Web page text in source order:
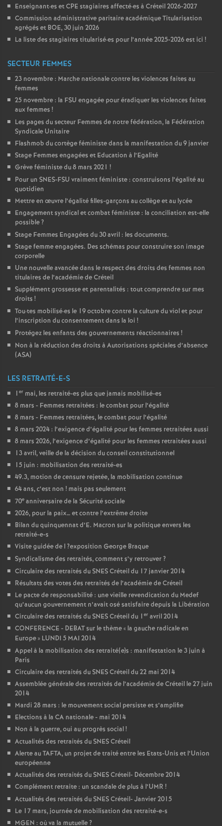
Enseignant·es etCPE stagiaires affecté·es à Créteil 2026-2027
Commission administrative paritaire académique Titularisation
agrégés et BOE, 30 juin 2026
La liste des stagiaires titularisé·es pour l’année 2025-2026 est ici !
SECTEUR FEMMES
23 novembre : Marche nationale contre les violences faites au
femmes
25 novembre : la FSU engagée pour éradiquer les violences faites
aux femmes !
Les pages du secteur Femmes de notre fédération, la Fédération
Syndicale Unitaire
Flashmob du cortège féministe dans la manifestation du 9 janvier
Stage Femmes engagées et Education à l’Egalité
Grève féministe du 8 mars 2021 !
Pour un SNES-FSU vraiment féministe : construisons l’égalité au
quotidien
Mettre en œuvre l’égalité filles-garçons au collège et au lycée
Engagement syndical et combat féministe : la conciliation est-elle
possible?
Stage Femmes Engagées du 30 avril : les documents.
Stage femme engagées. Des schémas pour construire son image
corporelle
Une nouvelle avancée dans le respect des droits des femmes non
titulaires de l’académie de Créteil
Supplément grossesse et parentalités : tout comprendre sur mes
droits !
Tou·tes mobilisé·es le 19 octobre contre la culture du viol et pour
l’inscription du consentement dans la loi !
Protégez les enfants des gouvernements réactionnaires !
Non à la réduction des droits à Autorisations spéciales d’absence
(ASA)
LES RETRAITÉ-E-S
1 er mai, les retraité-es plus que jamais mobilisé-es
8 mars - Femmes retraitées : le combat pour l’égalité
8 mars - Femmes retraitées, le combat pour l’égalité
8 mars 2024 : l’exigence d’égalité pour les femmes retraitées aussi
8 mars 2026, l’exigence d’égalité pour les femmes retraitées aussi
13 avril, veille de la décision du conseil constitutionnel
15 juin : mobilisation des retraité-es
49.3, motion de censure rejetée, la mobilisation continue
64 ans, c’est non ! mais pas seulement
70e anniversaire de la Sécurité sociale
2026, pour la paix… et contre l’extrême droite
Bilan du quinquennat d’E. Macron sur la politique envers les
retraité-e-s
Visite guidée de l?exposition George Braque
Syndicalisme des retraités, comment s’y retrouver?
Circulaire des retraités duSNESCréteil du 17 janvier 2014
Résultats des votes des retraités de l’académie de Créteil
Le pacte de responsabilité : une vieille revendication du Medef
qu’aucun gouvernement n’avait osé satisfaire depuis la Libération
Circulaire des retraités duSNESCréteil du 1 er avril 2014
CONFERENCE - DEBATsur le thème « la gauche radicale en
Europe» LUNDI 5 MAI 2014
Appel à la mobilisation des retraité(e)s : manifestation le 3 juin à
Paris
Circulaire des retraités duSNESCréteil du 22 mai 2014
Assemblée générale des retraités de l’académie de Créteil le 27 juin
2014
Mardi 28 mars : le mouvement social persiste et s’amplifie
Elections à la CA nationale - mai 2014
Non à la guerre, oui au progrès social!
Actualités des retraités duSNESCréteil
Alerte auTAFTA, un projet de traité entre les Etats-Unis et l’Union
européenne
Actualités des retraités duSNESCréteil- Décembre 2014
Complément retraite : un scandale de plus à l’UMR !
Actualités des retraités duSNESCréteil- Janvier 2015
Le 17 mars, journée de mobilisation des retraité-e-s
MGEN : où va la mutuelle?